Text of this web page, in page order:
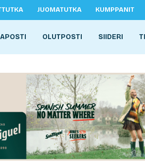
JUOMATUTKA KUMPPANIT
OLUTPOSTI SIIDERI